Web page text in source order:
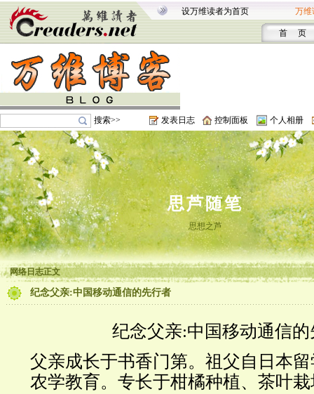
设万维读者为首页 万维
首 页
搜索>> 发表日志 控制面板 个人相册
思芦随笔
思想之芦
网络日志正文
纪念父亲:中国移动通信的先行者
纪念父亲:中国移动通信
父亲成长于书香门第。祖父自日本
农学教育。专长于柑橘种植、茶叶